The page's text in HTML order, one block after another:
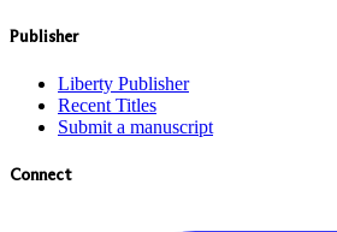
Publisher
Liberty Publisher
Recent Titles
Submit a manuscript
Connect